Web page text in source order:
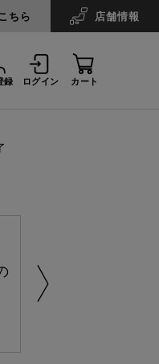
ちら 店舗情報
録 ログイン カート